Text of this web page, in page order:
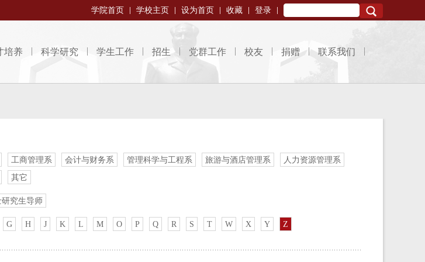
学院首页 学校主页 设为首页 收藏 登录
培养 科学研究 学生工作 招生 党群工作 校友 捐赠 联系我们
工商管理系 会计与财务系 管理科学与工程系 旅游与酒店管理系
人力资源管理系
其它
研究生导师
G H J K L M O P Q R S T W X Y Z